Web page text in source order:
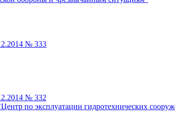
№ 333
№ 332
по эксплуатации гидротехнических